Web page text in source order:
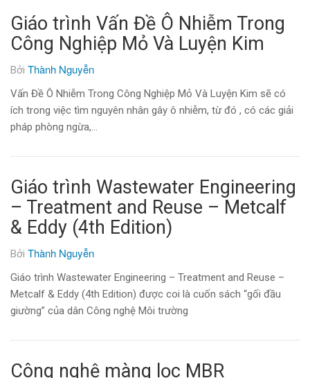
Giáo trình Vấn Đề Ô Nhiễm Trong
Công Nghiệp Mỏ Và Luyện Kim
Bởi Thành Nguyễn
Vấn Đề Ô Nhiễm Trong Công Nghiệp Mỏ Và Luyện Kim sẽ có
ích trong việc tìm nguyên nhân gây ô nhiễm, từ đó , có các giải
pháp phòng ngừa,…
Giáo trình Wastewater Engineering
– Treatment and Reuse – Metcalf
& Eddy (4th Edition)
Bởi Thành Nguyễn
Giáo trình Wastewater Engineering – Treatment and Reuse –
Metcalf & Eddy (4th Edition) được coi là cuốn sách “gối đầu
giường” của dân Công nghệ Môi trường
Công nghệ màng lọc MBR